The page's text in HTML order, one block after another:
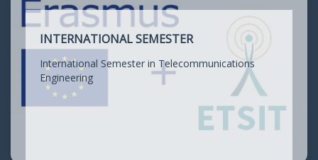
INTERNATIONAL SEMESTER
International Semester in Telecommunications
Engineering